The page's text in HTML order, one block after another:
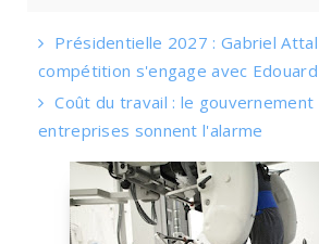
Présidentielle 2027 : Gabriel
compétition s'engage avec
Coût du travail : le gouvernement
entreprises sonnent l'alarme